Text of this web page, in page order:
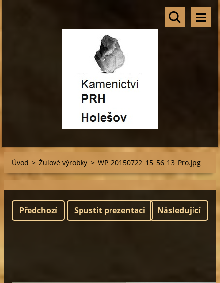
Úvod > Žulové výrobky > WP_20150722_15_56_13_Pro.jpg
Předchozí Spustit prezentaci Následující